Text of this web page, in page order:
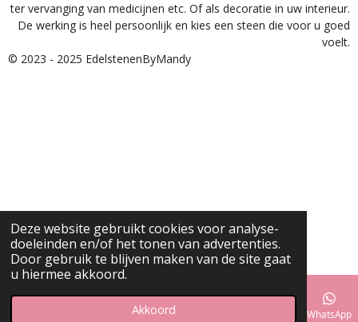
Deze website gebruikt cookies voor analyse-
doeleinden en/of het tonen van advertenties.
Door gebruik te blijven maken van de site gaat
u hiermee akkoord.
Akkoord
ter vervanging van medicijnen etc. Of als decoratie in uw interieur.
De werking is heel persoonlijk en kies een steen die voor u goed
voelt.
© 2023 - 2025 EdelstenenByMandy
WhatsApp